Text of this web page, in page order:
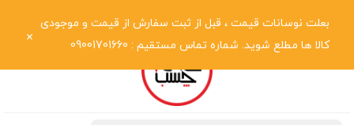
بعلت نوسانات قیمت ، قبل از ثبت سفارش از قیمت و موجودی
کالا ها مطلع شوید. شماره تماس مستقیم : 09001701660